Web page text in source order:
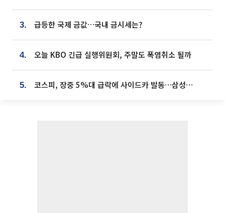
3. 급등한 국제 금값…국내 금시세는?
4. 오늘 KBO 긴급 실행위원회, 주말도 폭염취소 될까
5. 코스피, 장중 5%대 급락에 사이드카 발동…삼성·SK 동반 폭락